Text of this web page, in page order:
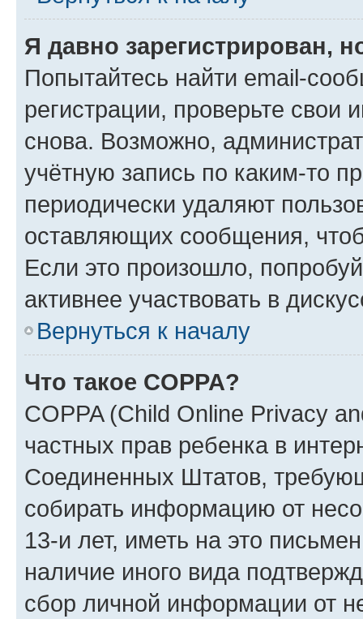
Я давно зарегистрирован,
Попытайтесь найти email-
регистрации, проверьте свои
снова. Возможно,
учётную запись по каким-то
периодически удаляют
оставляющих сообщения,
Если это произошло,
активнее участвовать в
Вернуться к началу
Что такое COPPA?
COPPA (Child Online Privacy
частных прав ребенка в
Соединенных Штатов,
собирать информацию от
13-и лет, иметь на это
наличие иного вида
сбор личной информации от